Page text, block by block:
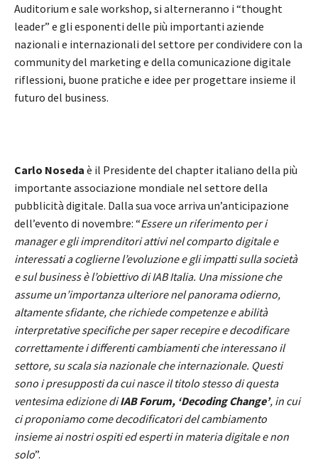
Auditorium e sale workshop, si alterneranno i “thought
leader” e gli esponenti delle più importanti aziende
nazionali e internazionali del settore per condividere con la
community del marketing e della comunicazione digitale
riflessioni, buone pratiche e idee per progettare insieme il
futuro del business.
Carlo Noseda è il Presidente del chapter italiano della più
importante associazione mondiale nel settore della
pubblicità digitale. Dalla sua voce arriva un’anticipazione
dell’evento di novembre: “Essere un riferimento per i
manager e gli imprenditori attivi nel comparto digitale e
interessati a coglierne l’evoluzione e gli impatti sulla società
e sul business è l’obiettivo di IAB Italia. Una missione che
assume un’importanza ulteriore nel panorama odierno,
altamente sfidante, che richiede competenze e abilità
interpretative specifiche per saper recepire e decodificare
correttamente i differenti cambiamenti che interessano il
settore, su scala sia nazionale che internazionale. Questi
sono i presupposti da cui nasce il titolo stesso di questa
ventesima edizione diIAB Forum, ‘Decoding Change’, in cui
ci proponiamo come decodificatori del cambiamento
insieme ai nostri ospiti ed esperti in materia digitale e non
solo”.